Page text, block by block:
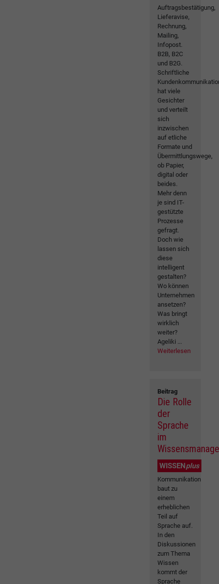
Auftragsbestätigung,
Lieferavise,
Rechnung,
Mailing,
Infopost.
B2B, B2C
und B2G.
Schriftliche
hat viele
Gesichter
und verteilt
sich
inzwischen
auf etliche
Formate und
Übermittlungswege,
ob Papier,
digital oder
beides.
Mehr denn
je sind IT-
gestützte
Prozesse
gefragt.
Doch wie
lassen sich
diese
intelligent
gestalten?
Wo können
Unternehmen
ansetzen?
Was bringt
wirklich
weiter?
Ageliki ...
Weiterlesen
Beitrag
Die Rolle
der
Sprache
im
WISSENplus
Kommunikation
baut zu
einem
erheblichen
Teil auf
Sprache auf.
In den
Diskussionen
zum Thema
Wissen
kommt der
Sprache